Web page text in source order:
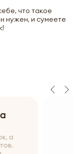
что такое
нужен, и сумеете
а